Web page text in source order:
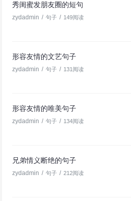
秀闺蜜发朋友圈的短句
zydadmin / 句子 / 149阅读
形容友情的文艺句子
zydadmin / 句子 / 131阅读
形容友情的唯美句子
zydadmin / 句子 / 134阅读
兄弟情义断绝的句子
zydadmin / 句子 / 212阅读